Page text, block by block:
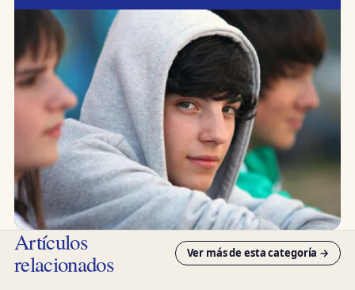
Artículos
relacionados Ver más de esta categoría →